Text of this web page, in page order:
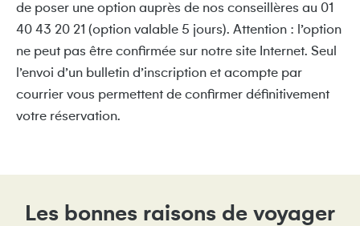
de poser une option auprès de nos conseillères au 01
40 43 20 21 (option valable 5 jours). Attention : l’option
ne peut pas être confirmée sur notre site Internet. Seul
l’envoi d’un bulletin d’inscription et acompte par
courrier vous permettent de confirmer définitivement
votre réservation.
Les bonnes raisons de voyager